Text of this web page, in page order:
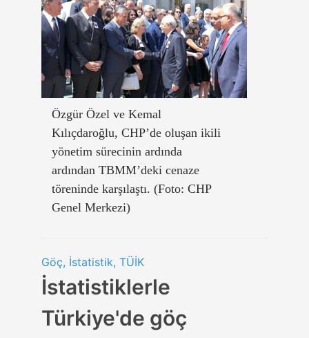
Özgür Özel ve Kemal
Kılıçdaroğlu, CHP’de oluşan ikili
yönetim sürecinin ardında
ardından TBMM’deki cenaze
töreninde karşılaştı. (Foto: CHP
Genel Merkezi)
Göç, İstatistik, TÜİK
İstatistiklerle
Türkiye'de göç